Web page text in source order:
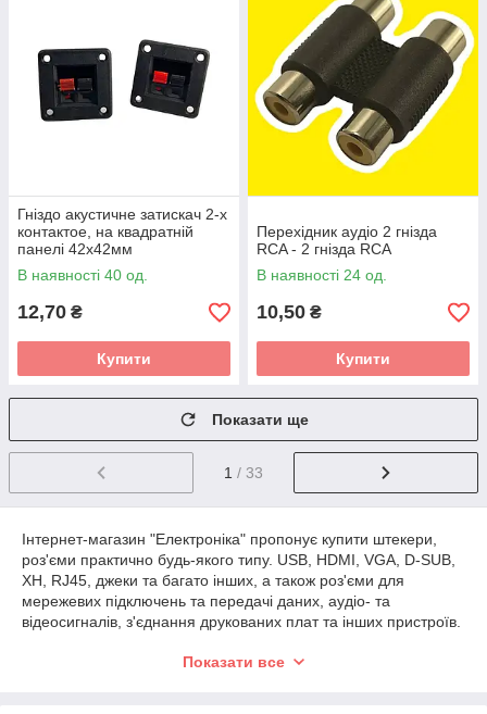
Гніздо акустичне затискач 2-х
контактое, на квадратній
панелі 42х42мм
В наявності 40 од.
12,70 ₴
Купити
Перехідник аудіо 2 гнізда
RCA - 2 гнізда RCA
В наявності 24 од.
10,50 ₴
Купити
Показати ще
1 / 33
Інтернет-магазин "Електроніка" пропонує купити штекери,
роз'єми практично будь-якого типу. USB, HDMI, VGA, D-SUB,
XH, RJ45, джеки та багато інших, а також роз'єми для
мережевих підключень та передачі даних, аудіо- та
відеосигналів, з'єднання друкованих плат та інших пристроїв.
перехідників, які можуть бути використані для перетворення
Показати все